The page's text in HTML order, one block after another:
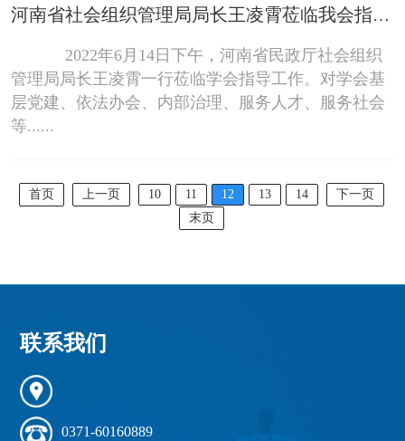
河南省社会组织管理局局长王凌霄莅临我会指导工作
2022年6月14日下午，河南省民政厅社会组织
管理局局长王凌霄一行莅临学会指导工作。对学会基
层党建、依法办会、内部治理、服务人才、服务社会
等......
首页 上一页 10 11 12 13 14
下一页
末页
联系我们
0371-60160889